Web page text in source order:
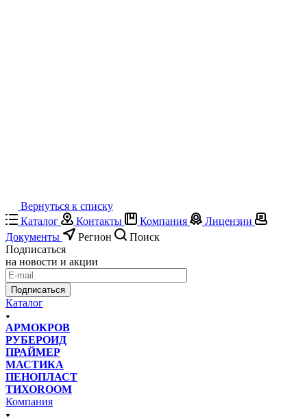
Вернуться к списку
Каталог
Контакты Компания
Лицензии
Документы
Регион
Поиск
Подписаться
на новости и акции
Подписаться
Каталог
АРМОКРОВ
РУБЕРОИД
ПРАЙМЕР
МАСТИКА
ПЕНОПЛАСТ
ТИХОROOM
Компания